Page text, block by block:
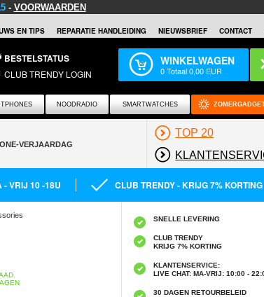
- VOORWAARDEN
EN TIPS REPARATIE HANDLEIDING NIEUWSBRIEF CONTACT
BESTELSTATUS
CLUB TRENDY LOGIN
WINKELWAGEN
0Totaal0,00 EUR
NOODRADIO SMARTWATCHES
TOP 20
- VRIJ 10 -18U CLUB TRENDY - KRIJG 7% KORTING
SNELLE LEVERING
CLUB TRENDY
KRIJG 7% KORTING
KLANTENSERVICE:
LIVE CHAT: MA-VRIJ: 10:00 -
30 DAGEN RETOURBELEID